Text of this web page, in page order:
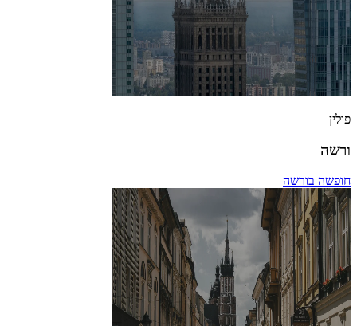
פולין
ורשה
חופשה בורשה